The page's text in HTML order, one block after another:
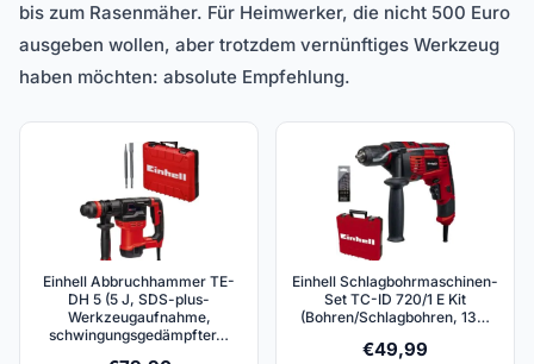
bis zum Rasenmäher. Für Heimwerker, die nicht 500 Euro
ausgeben wollen, aber trotzdem vernünftiges Werkzeug
haben möchten: absolute Empfehlung.
Einhell Abbruchhammer TE-
DH 5 (5 J, SDS-plus-
Werkzeugaufnahme,
schwingungsgedämpfter…
Einhell Schlagbohrmaschinen-
Set TC-ID 720/1 E Kit
(Bohren/Schlagbohren, 13…
€49,99